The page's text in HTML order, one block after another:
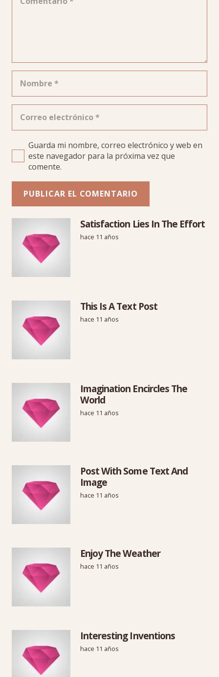
Guarda mi nombre, correo electrónico y web en
este navegador para la próxima vez que
comente.
PUBLICAR EL COMENTARIO
Satisfaction Lies In The Effort
hace 11 años
This Is A Text Post
hace 11 años
Imagination Encircles The
World
hace 11 años
Post With Some Text And
Image
hace 11 años
Enjoy The Weather
hace 11 años
Interesting Inventions
hace 11 años